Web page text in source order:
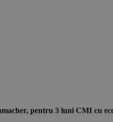
pentru 3 luni CMI cu